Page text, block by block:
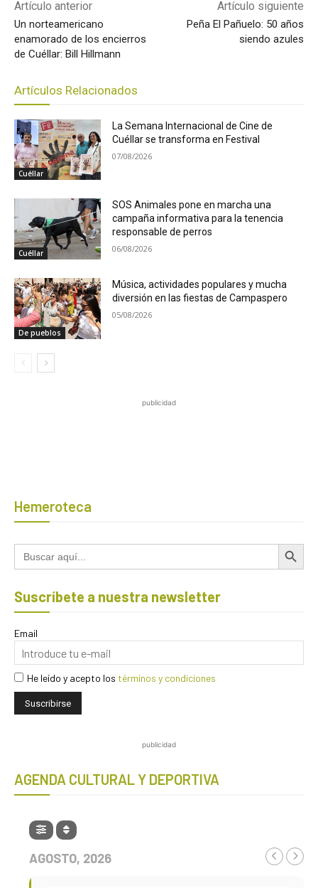
Artículo anterior
Un norteamericano
enamorado de los encierros
de Cuéllar: Bill Hillmann
Artículo siguiente
Peña El Pañuelo: 50 años
siendo azules
Artículos Relacionados
Cuéllar
La Semana Internacional de Cine de
Cuéllar se transforma en Festival
07/08/2026
Cuéllar
SOS Animales pone en marcha una
campaña informativa para la tenencia
responsable de perros
06/08/2026
De pueblos
Música, actividades populares y mucha
diversión en las fiestas de Campaspero
05/08/2026
publicidad
Hemeroteca
Buscar: Botón de
Suscríbete a nuestra newsletter
Email
He leído y acepto los términos y condiciones
publicidad
AGENDA CULTURAL Y DEPORTIVA
AGOSTO, 2026